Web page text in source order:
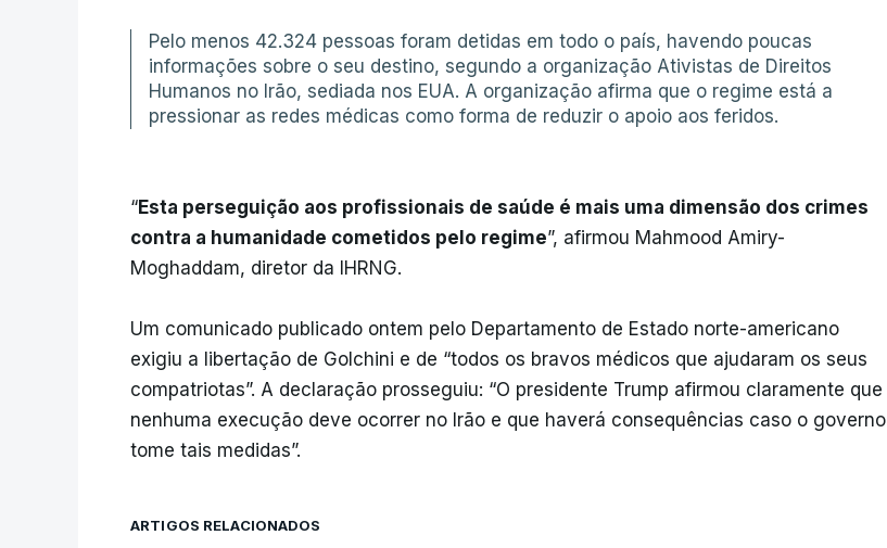
Pelo menos 42.324 pessoas foram detidas em todo o país, havendo poucas
informações sobre o seu destino, segundo a organização Ativistas de Direitos
Humanos no Irão, sediada nos EUA. A organização afirma que o regime está a
pressionar as redes médicas como forma de reduzir o apoio aos feridos.
“Esta perseguição aos profissionais de saúde é mais uma dimensão dos crimes
contra a humanidade cometidos pelo regime”, afirmou Mahmood Amiry-
Moghaddam, diretor da IHRNG.
Um comunicado publicado ontem pelo Departamento de Estado norte-americano
exigiu a libertação de Golchini e de “todos os bravos médicos que ajudaram os seus
compatriotas”. A declaração prosseguiu: “O presidente Trump afirmou claramente que
nenhuma execução deve ocorrer no Irão e que haverá consequências caso o governo
tome tais medidas”.
ARTIGOS RELACIONADOS